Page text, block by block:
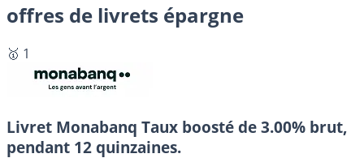
offres de livrets épargne
🥇 1
Livret Monabanq Taux boosté de 3.00% brut,
pendant 12 quinzaines.